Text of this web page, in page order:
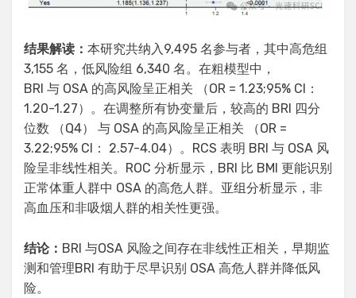
结果解读 ： 本研究共纳入9,495 名参与者，其中高危组
3,155 名，低风险组 6,340 名。在粗模型中，
BRI 与 OSA 的高风险呈正相关 （OR = 1.23;95% CI：
1.20-1.27）。在调整所有协变量后，较高的 BRI 四分
位数 （Q4） 与 OSA 的高风险呈正相关 （OR =
3.22;95% CI： 2.57-4.04）。RCS 表明 BRI 与 OSA 风
险呈非线性相关。ROC 分析显示，BRI 比 BMI 更能识别
正常体重人群中 OSA 的高危人群。亚组分析显示，非
高血压和非吸烟人群的相关性更强。
结论： BRI 与OSA 风险之间存在非线性正相关，早期监
测和管理BRI 有助于尽早识别 OSA 高危人群并降低风
险。